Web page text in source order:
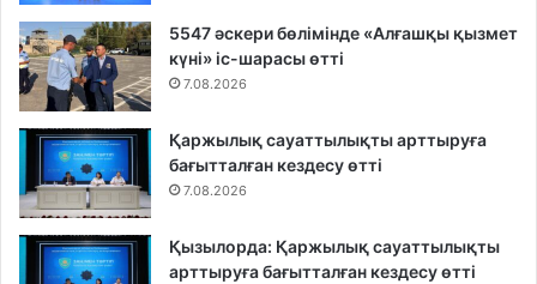
5547 әскери бөлімінде «Алғашқы қызмет
күні» іс-шарасы өтті
7.08.2026
Қаржылық сауаттылықты арттыруға
бағытталған кездесу өтті
7.08.2026
Қызылорда: Қаржылық сауаттылықты
арттыруға бағытталған кездесу өтті